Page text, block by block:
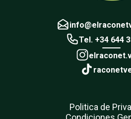
Tel. +34 644
Politica de